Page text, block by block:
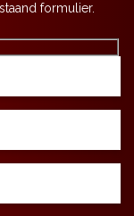
formulier.